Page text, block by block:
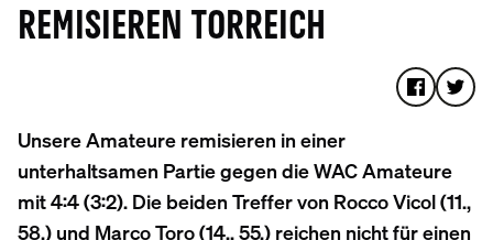
REMISIEREN TORREICH
Unsere Amateure remisieren in einer
unterhaltsamen Partie gegen die WAC Amateure
mit 4:4 (3:2). Die beiden Treffer von Rocco Vicol (11.,
58.) und Marco Toro (14., 55.) reichen nicht für einen